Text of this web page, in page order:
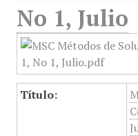
No 1, Julio
Título: